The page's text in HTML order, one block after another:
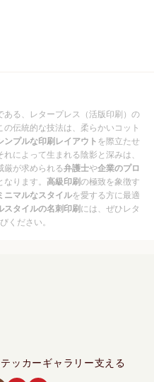
ある、レタープレス（活版印刷）の
伝統的な技法は、柔らかいコット
ンプルな印刷レイアウト を際立たせ
によって生まれる陰影と深みは、
厳が求められる弁護士や企業のプロ
ります。 高級印刷の極致を象徴す
ニマルなスタイルを愛する方に最適
スタイルの名刺印刷 には、ぜひレタ
ください。
ッカーギャラリー支える